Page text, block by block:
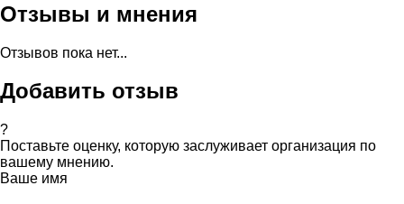
Отзывы и мнения
Отзывов пока нет...
Добавить отзыв
?
Поставьте оценку, которую заслуживает организация по
вашему мнению.
Ваше имя